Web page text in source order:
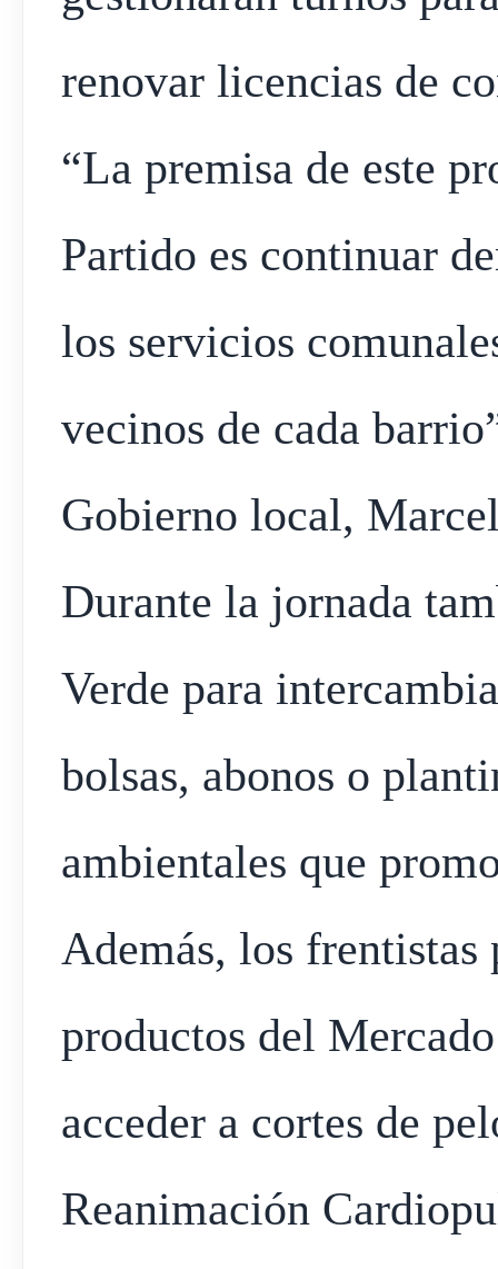
renovar licencias de
“La premisa de este
Partido es continuar
los servicios
vecinos de cada
Gobierno local,
Durante la jornada
Verde para
bolsas, abonos o
ambientales que
Además, los frentistas
productos del
acceder a cortes de
Reanimación